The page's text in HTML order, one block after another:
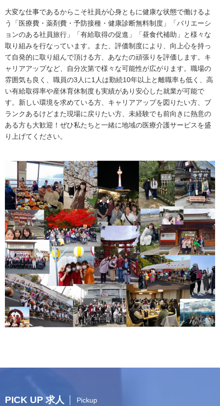
大変な仕事であるからこそ社員が心身ともに健康な状態で働けるよ
う「医療費・薬剤費・予防接種・健康診断無料制度」「バリエーシ
ョンのある社員旅行」「有給取得の促進」「昼食代補助」と様々な
取り組みを行なっています。また、評価制度により、向上心を持っ
て自発的に取り組んで頂ける方、あなたの頑張りを評価します。キ
ャリアアップなど、自分次第で様々な可能性が広がります。職場の
雰囲気も良く、職員の3人に1人は勤続10年以上と離職率も低く、高
い有給取得率や産休育休制度も実績があり安心した就業が可能で
す。新しい環境を求めている方、キャリアアップを図りたい方、ブ
ランクあるけどまた現場に戻りたい方、未経験でも前向きに熱意の
ある方も大歓迎！ぜひ私たちと一緒に地域の医療介護サービスを盛
り上げてください。
PICK UP 求人 Pickup